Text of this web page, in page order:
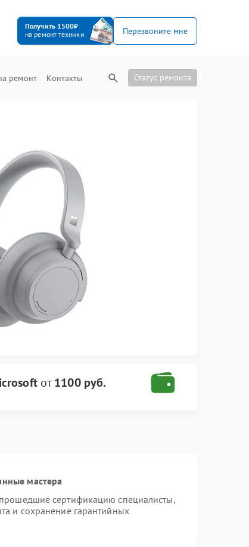
Получить 1500₽
на ремонт техники
Перезвоните мне
ремонт Контакты Статус ремонта
от1100 руб.
мастера
сертификацию специалисты,
и сохранение гарантийных